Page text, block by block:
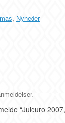
, Nyheder
“Juleuro